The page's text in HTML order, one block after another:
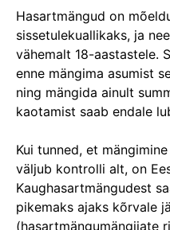
Hasartmängud on
sissetulekuallikaks, ja
vähemalt 18-aastastele.
enne mängima asumist
ning mängida ainult
kaotamist saab endale
Kui tunned, et
väljub kontrolli alt, on
Kaughasartmängudest
pikemaks ajaks kõrvale
(hasartmängumängijate